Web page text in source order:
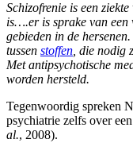
Schizofrenie is een
is….er is sprake van een
gebieden in de
tussen stoffen , die
Met antipsychotische
worden hersteld.
Tegenwoordig spreken
psychiatrie zelfs over een
al., 2008).